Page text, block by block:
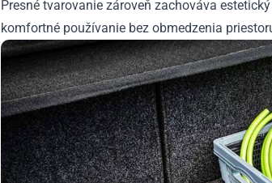
Presné tvarovanie zároveň zachováva
komfortné používanie bez obmedzenia